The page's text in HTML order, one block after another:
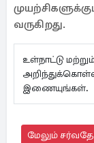
வருகிறது.
உள்நாட்டு
இணையுங்கள்.
மேலும்